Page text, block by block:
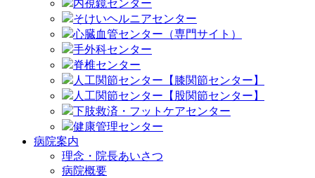
内視鏡センター
そけいヘルニアセンター
心臓血管センター（専門サイト）
手外科センター
脊椎センター
人工関節センター【膝関節センター】
人工関節センター【股関節センター】
下肢救済・フットケアセンター
健康管理センター
病院案内
理念・院長あいさつ
病院概要